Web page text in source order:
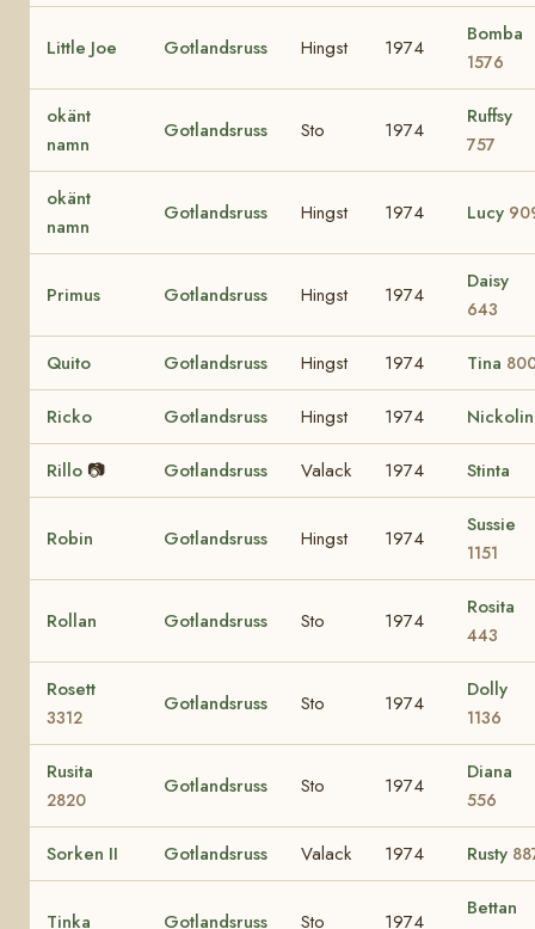
Little Joe Gotlandsruss Hingst 1974
Bomba
1576
okänt
namn
Gotlandsruss Sto 1974
Ruffsy
757
okänt
namn
Gotlandsruss Hingst 1974 Lucy
Primus Gotlandsruss Hingst 1974
Daisy
643
Quito Gotlandsruss Hingst 1974 Tina
Ricko Gotlandsruss Hingst 1974
Rillo 📷 Gotlandsruss Valack 1974 Stinta
Robin Gotlandsruss Hingst 1974
Sussie
1151
Rollan Gotlandsruss Sto 1974
Rosita
443
Rosett
3312
Gotlandsruss Sto 1974
Dolly
1136
Rusita
2820
Gotlandsruss Sto 1974
Diana
556
Sorken II Gotlandsruss Valack 1974 Rusty
Tinka Gotlandsruss Sto 1974
Bettan